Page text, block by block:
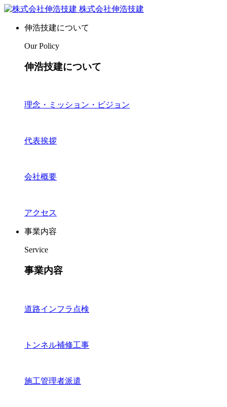
株式会社伸浩技建
伸浩技建について
Our Policy
伸浩技建について
理念・ミッション・ビジョン
代表挨拶
会社概要
アクセス
事業内容
Service
事業内容
道路インフラ点検
トンネル補修工事
施工管理者派遣